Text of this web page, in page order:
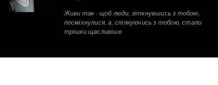
Живи так - щоб люди, зіткнувшись з тобою,
посміхнулися, а, спілкуючись з тобою, стали
трішки щасливіше